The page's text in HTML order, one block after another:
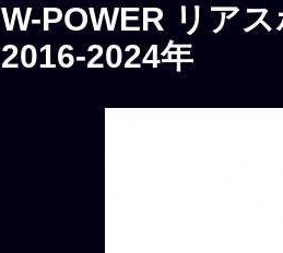
W-POWER リア
2016-2024年